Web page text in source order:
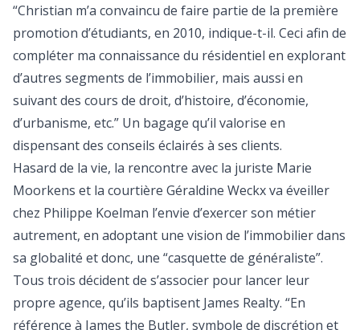
“Christian m’a convaincu de faire partie de la première
promotion d’étudiants, en 2010, indique­-t-­il. Ceci afin de
compléter ma connaissance du résidentiel en explorant
d’autres segments de l’immobilier, mais aussi en
suivant des cours de droit, d’histoire, d’économie,
d’urbanisme, etc.” Un bagage qu’il valorise en
dispensant des conseils éclairés à ses clients.
Hasard de la vie, la rencontre avec la juriste Marie
Moorkens et la courtière Géraldine Weckx va éveiller
chez Philippe Koelman l’envie d’exercer son métier
autrement, en adoptant une vision de l’immobilier dans
sa globalité et donc, une “casquette de généraliste”.
Tous trois décident de s’associer pour lancer leur
propre agence, qu’ils baptisent James Realty. “En
référence à James the Butler, symbole de discrétion et